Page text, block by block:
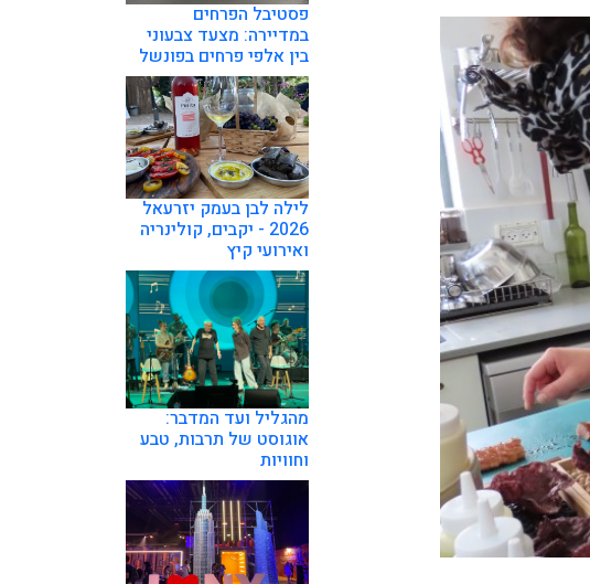
פסטיבל הפרחים
במדיירה: מצעד צבעוני
בין אלפי פרחים בפונשל
לילה לבן בעמק יזרעאל
2026 - יקבים, קולינריה
ואירועי קיץ
מהגליל ועד המדבר:
אוגוסט של תרבות, טבע
וחוויות